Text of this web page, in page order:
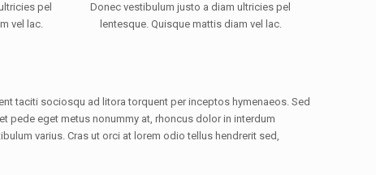
pel
vel lac.
Donec vestibulum justo a diam ultricies pel
lentesque. Quisque mattis diam vel lac.
taciti sociosqu ad litora torquent per inceptos hymenaeos. Sed
pede eget metus nonummy at, rhoncus dolor in interdum
varius. Cras ut orci at lorem odio tellus hendrerit sed,